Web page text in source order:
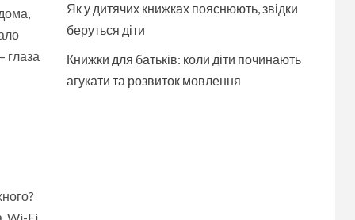
глаза
Як у дитячих книжках пояснюють, звідки
беруться діти
Книжки для батьків: коли діти починають
агукати та розвиток мовлення